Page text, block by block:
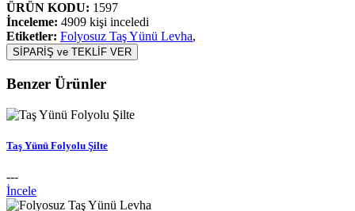
ÜRÜN KODU: 1597
İnceleme: 4909 kişi inceledi
Etiketler: Folyosuz Taş Yünü Levha,
SİPARİŞ ve TEKLİF VER
Benzer Ürünler
Taş Yünü Folyolu Şilte
---
İncele